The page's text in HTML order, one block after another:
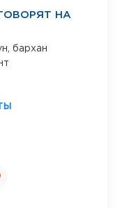
НА
бархан